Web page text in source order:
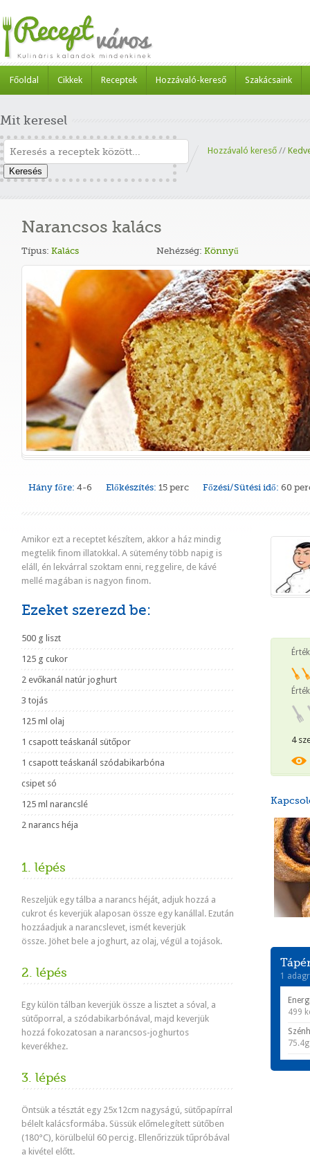
Főoldal Cikkek Receptek Hozzávaló-kereső Szakácsaink
Mit keresel
Keresés
Hozzávaló kereső //
Narancsos kalács
Típus: Kalács Nehézség: Könnyű
Hány főre: 4-6 Előkészítés: 15 perc Főzési/Sütési idő: 60
Amikor ezt a receptet készítem, akkor a ház mindig
megtelik finom illatokkal. A sütemény több napig is
eláll, én lekvárral szoktam enni, reggelire, de kávé
mellé magában is nagyon finom.
Ezeket szerezd be:
500 g liszt
125 g cukor
2 evőkanál natúr joghurt
3 tojás
125 ml olaj
1 csapott teáskanál sütőpor
1 csapott teáskanál szódabikarbóna
csipet só
125 ml narancslé
2 narancs héja
1. lépés
Reszeljük egy tálba a narancs héját, adjuk hozzá a
cukrot és keverjük alaposan össze egy kanállal. Ezután
hozzáadjuk a narancslevet, ismét keverjük
össze. Jöhet bele a joghurt, az olaj, végül a tojások.
2. lépés
Egy külön tálban keverjük össze a lisztet a sóval, a
sütőporral, a szódabikarbónával, majd keverjük
hozzá fokozatosan a narancsos-joghurtos
keverékhez.
3. lépés
Öntsük a tésztát egy 25x12cm nagyságú, sütőpapírral
bélelt kalácsformába. Süssük előmelegített sütőben
(180°C), körülbelül 60 percig. Ellenőrizzük tűpróbával
a kivétel előtt.
4
1
499
75.4g